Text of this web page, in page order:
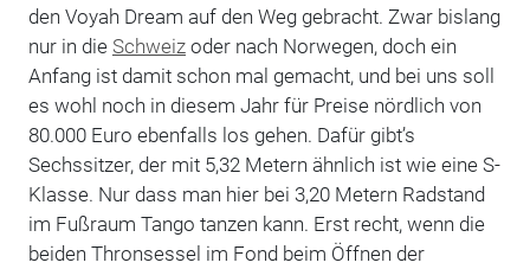
den Voyah Dream auf den Weg gebracht. Zwar bislang
nur in die Schweizoder nach Norwegen, doch ein
Anfang ist damit schon mal gemacht, und bei uns soll
es wohl noch in diesem Jahr für Preise nördlich von
80.000 Euro ebenfalls los gehen. Dafür gibt’s
Sechssitzer, der mit 5,32 Metern ähnlich ist wie eine S-
Klasse. Nur dass man hier bei 3,20 Metern Radstand
im Fußraum Tango tanzen kann. Erst recht, wenn die
beiden Thronsessel im Fond beim Öffnen der